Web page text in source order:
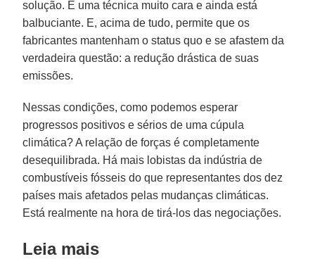
solução. É uma técnica muito cara e ainda está
balbuciante. E, acima de tudo, permite que os
fabricantes mantenham o status quo e se afastem da
verdadeira questão: a redução drástica de suas
emissões.
Nessas condições, como podemos esperar
progressos positivos e sérios de uma cúpula
climática? A relação de forças é completamente
desequilibrada. Há mais lobistas da indústria de
combustíveis fósseis do que representantes dos dez
países mais afetados pelas mudanças climáticas.
Está realmente na hora de tirá-los das negociações.
Leia mais